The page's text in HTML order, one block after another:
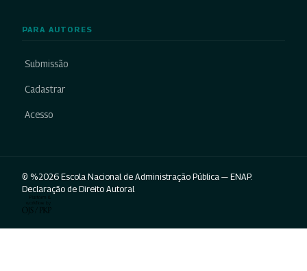
PARA AUTORES
Submissão
Cadastrar
Acesso
© %2026 Escola Nacional de Administração Pública — ENAP.
Declaração de Direito Autoral